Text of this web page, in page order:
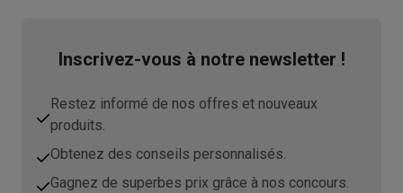
Inscrivez-vous à notre newsletter !
Restez informé de nos offres et nouveaux
produits.
Obtenez des conseils personnalisés.
Gagnez de superbes prix grâce à nos concours.